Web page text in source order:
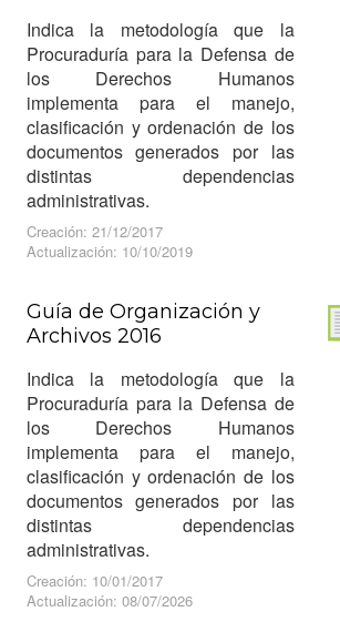
Indica la metodología que la
Procuraduría para la Defensa de
los Derechos Humanos
implementa para el manejo,
clasificación y ordenación de los
documentos generados por las
distintas dependencias
administrativas.
Creación: 21/12/2017
Actualización: 10/10/2019
Guía de Organización y
Archivos 2016
Indica la metodología que la
Procuraduría para la Defensa de
los Derechos Humanos
implementa para el manejo,
clasificación y ordenación de los
documentos generados por las
distintas dependencias
administrativas.
Creación: 10/01/2017
Actualización: 08/07/2026